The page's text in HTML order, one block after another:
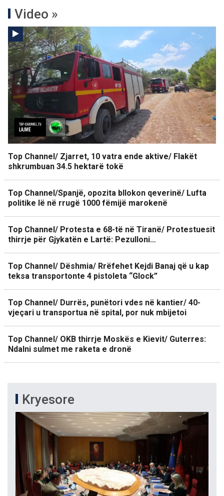
Video »
Top Channel/ Zjarret, 10 vatra ende aktive/ Flakët
shkrumbuan 34.5 hektarë tokë
Top Channel/Spanjë, opozita bllokon qeverinë/ Lufta
politike lë në rrugë 1000 fëmijë marokenë
Top Channel/ Protesta e 68-të në Tiranë/ Protestuesit
thirrje për Gjykatën e Lartë: Pezulloni…
Top Channel/ Dëshmia/ Rrëfehet Kejdi Banaj që u kap
teksa transportonte 4 pistoleta “Glock”
Top Channel/ Durrës, punëtori vdes në kantier/ 40-
vjeçari u transportua në spital, por nuk mbijetoi
Top Channel/ OKB thirrje Moskës e Kievit/ Guterres:
Ndalni sulmet me raketa e dronë
Kryesore